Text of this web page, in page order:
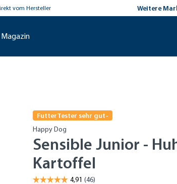
vom Hersteller Weitere
FutterTester sehr gut-
Happy Dog
Sensible Junior -
Kartoffel